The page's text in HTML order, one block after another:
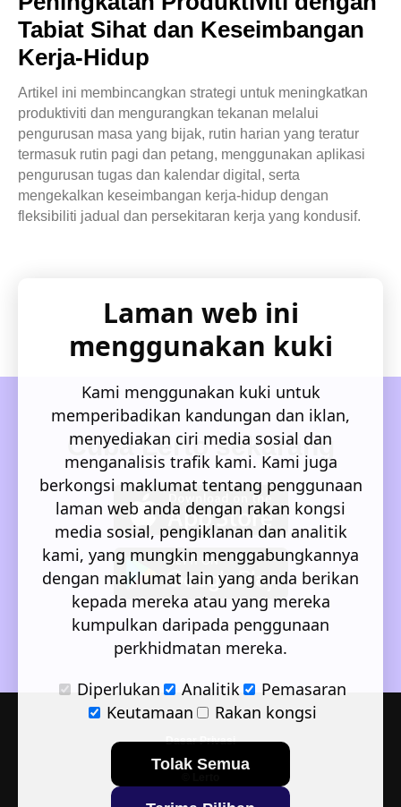
Tabiat Sihat dan Keseimbangan
Kerja-Hidup
Artikel ini membincangkan strategi untuk meningkatkan
produktiviti dan mengurangkan tekanan melalui
pengurusan masa yang bijak, rutin harian yang teratur
termasuk rutin pagi dan petang, menggunakan aplikasi
pengurusan tugas dan kalendar digital, serta
mengekalkan keseimbangan kerja-hidup dengan
fleksibiliti jadual dan persekitaran kerja yang kondusif.
Cuba Lerto sekarang
Dasar Privasi
Laman web ini
menggunakan kuki
Kami menggunakan kuki untuk
memperibadikan kandungan dan iklan,
menyediakan ciri media sosial dan
menganalisis trafik kami. Kami juga
berkongsi maklumat tentang penggunaan
laman web anda dengan rakan kongsi
media sosial, pengiklanan dan analitik
kami, yang mungkin menggabungkannya
dengan maklumat lain yang anda berikan
kepada mereka atau yang mereka
kumpulkan daripada penggunaan
perkhidmatan mereka.
Diperlukan
Analitik
Pemasaran
Keutamaan
Rakan kongsi
Tolak Semua